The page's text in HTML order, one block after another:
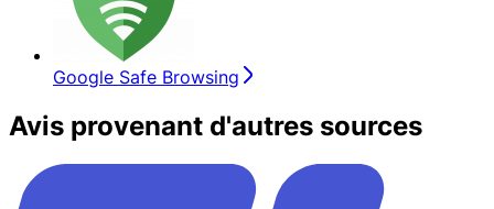
Google Safe Browsing
Avis provenant d'autres sources